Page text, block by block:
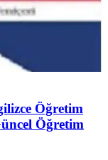
Öğretim
Öğretim